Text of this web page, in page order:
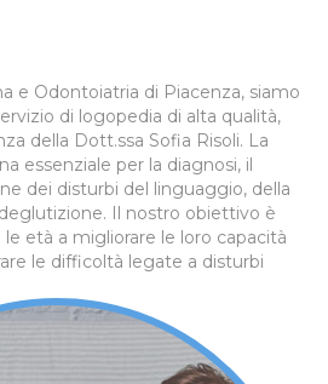
e Odontoiatria di Piacenza, siamo
di logopedia di alta qualità,
della Dott.ssa Sofia Risoli. La
essenziale per la diagnosi, il
dei disturbi del linguaggio, della
Il nostro obiettivo è
età a migliorare le loro capacità
le difficoltà legate a disturbi